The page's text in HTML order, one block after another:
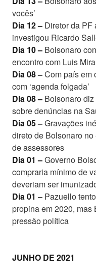
vocês’
Dia 12 – Diretor da PF
investigou Ricardo
Dia 10 – Bolsonaro
encontro com Luis
Dia 08 –Com país em
com ‘agenda folgada’
Dia 08 – Bolsonaro
sobre denúncias na
Dia 05 –Gravações
direto de Bolsonaro
de assessores
Dia 01 –Governo
compraria mínimo de
deveriam ser
Dia 01 – Pazuello
propina em 2020, mas
pressão política
JUNHO DE 2021